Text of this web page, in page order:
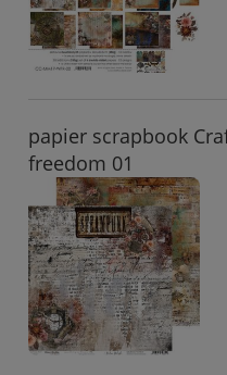
papier scrapbook
freedom 01